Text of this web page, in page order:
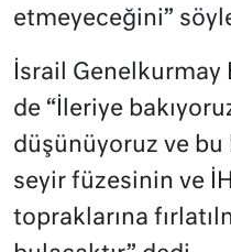
etmeyeceğini”
İsrail Genelkurmay
de “İleriye
düşünüyoruz ve
seyir füzesinin ve
topraklarına